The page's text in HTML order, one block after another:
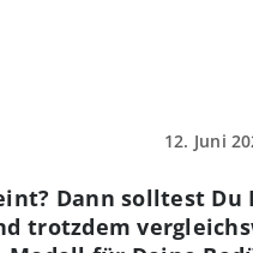
12. Juni
Dann solltest Du
trotzdem